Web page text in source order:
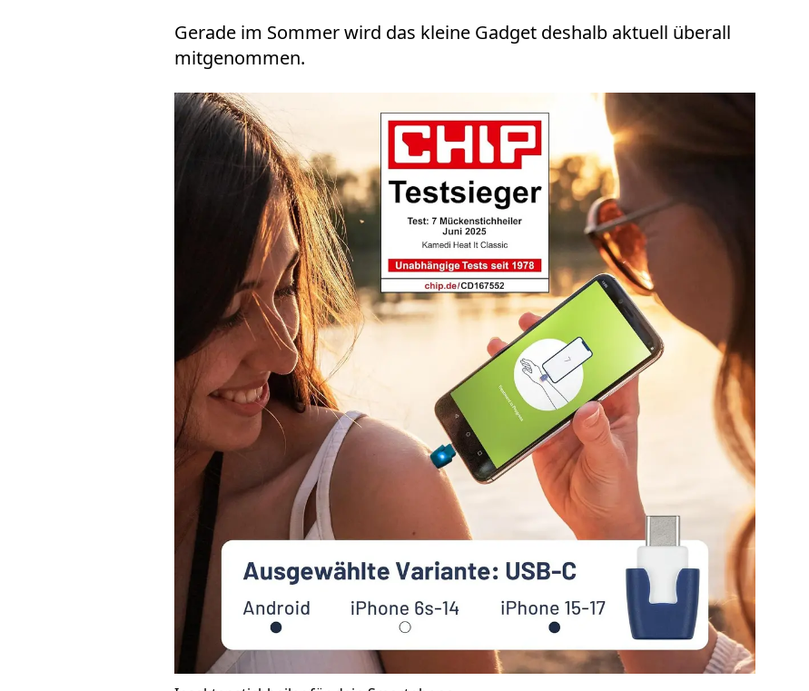
Gerade im Sommer wird das kleine Gadget deshalb aktuell überall
mitgenommen.